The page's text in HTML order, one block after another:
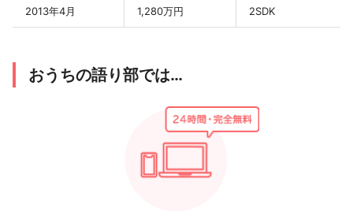
2013年4月 1,280万円 2SDK
おうちの語り部では…